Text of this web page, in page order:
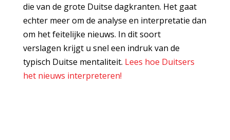
die van de grote Duitse dagkranten. Het gaat
echter meer om de analyse en interpretatie dan
om het feitelijke nieuws. In dit soort
verslagen krijgt u snel een indruk van de
typisch Duitse mentaliteit. Lees hoe Duitsers
het nieuws interpreteren!